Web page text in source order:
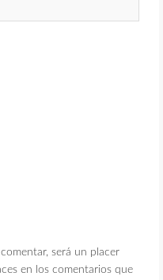
será un placer
en los comentarios que